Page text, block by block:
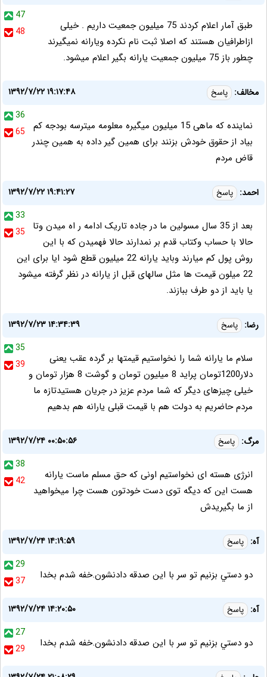
47
48
طبق آمار اعلام کردند 75 میلیون جمعیت داریم . خیلی
ازاطرافیان هستند که اصلا ثبت نام نکرده ویارانه نمیگیرند
چطور باز 75 میلیون جمعیت یارانه بگیر اعلام میشود.
مخالف: پاسخ
۱۳۹۲/۷/۲۲ ۱۹:۱۷:۴۸
36
65
نماینده که ماهی 15 میلیون میگیره معلومه میترسه بودجه کم
بیاد از حقوق خودش بزنند برای همین گیر داده به همین چندر
قاض مردم
احمد: پاسخ
۱۳۹۲/۷/۲۲ ۱۹:۴۱:۲۷
33
35
بعد از 35 سال مسولین ما در جاده تاریک ادامه ر اه میدن وتا
حالا با حساب وکتاب قدم بر نمدارند حالا فهمیدن که با این
روش پول کم میارند وباید یارانه 22 میلیون قطع شود ایا برای این
22 میلون قیمت ها مثل سالهای قبل از یارانه در نظر گرفته میشود
یا باید از دو طرف ببازند.
رضا: پاسخ
۱۳۹۲/۷/۲۳ ۱۴:۳۴:۳۹
35
39
سلام ما یارانه شما را نخواستیم قیمتها بر گرده عقب یعنی
دلار1200تومان پراید 8 میلیون تومان و گوشت 8 هزار تومان و
خیلی چیزهای دیگر که شما مردم عزیز در جریان هستیدتازه ما
مردم حاضریم به دولت هم با قیمت قبلی یارانه هم بدهیم
مرگ: پاسخ
۱۳۹۲/۷/۲۴ ۰۰:۵۰:۵۶
38
42
انرژی هسته ای نخواستیم اونی که حق مسلم ماست یارانه
هست این که دیگه توی دست خودتون هست چرا میخواهید
از ما بگیریدش
آه: پاسخ
۱۳۹۲/۷/۲۴ ۱۴:۱۹:۵۹
29
37
دو دستي بزنيم تو سر با اين صدقه دادنشون.خفه شدم بخدا
آه: پاسخ
۱۳۹۲/۷/۲۴ ۱۴:۲۰:۵۰
27
29
دو دستي بزنيم تو سر با اين صدقه دادنشون.خفه شدم بخدا